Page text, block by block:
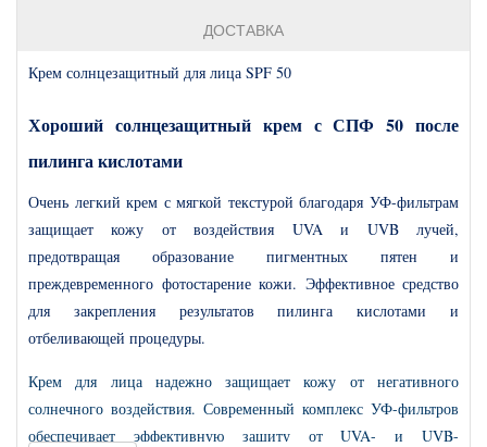
ДОСТАВКА
Крем солнцезащитный для лица SPF 50
Хороший солнцезащитный крем с СПФ 50 после
пилинга кислотами
Очень легкий крем с мягкой текстурой благодаря УФ-фильтрам
защищает кожу от воздействия UVA и UVB лучей,
предотвращая образование пигментных пятен и
преждевременного фотостарение кожи. Эффективное средство
для закрепления результатов пилинга кислотами и
отбеливающей процедуры.
Крем для лица надежно защищает кожу от негативного
солнечного воздействия. Современный комплекс УФ-фильтров
обеспечивает эффективную защиту от UVA- и UVB-